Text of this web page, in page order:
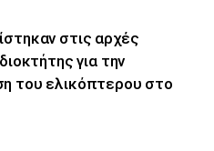
στις αρχές
για την
του ελικόπτερου στο